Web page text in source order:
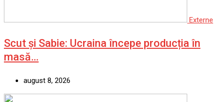
Externe
Scut și Sabie: Ucraina începe producția în
masă…
august 8, 2026